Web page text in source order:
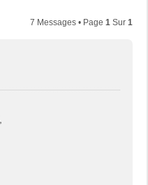
7 Messages • Page 1 Sur 1